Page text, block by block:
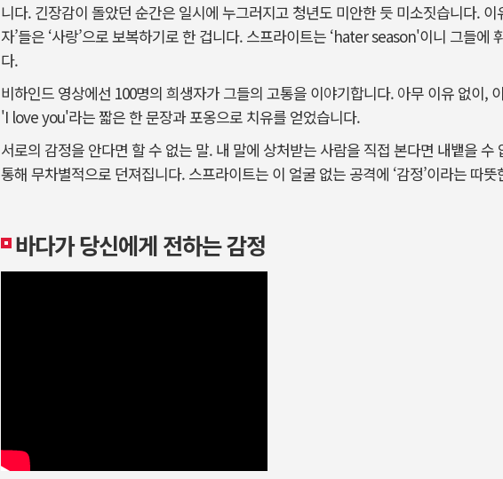
니다. 긴장감이 돌았던 순간은 일시에 누그러지고 청년도 미안한 듯 미소짓습니다.
자’들은 ‘사랑’으로 보복하기로 한 겁니다. 스프라이트는 ‘hater season'이니 그들에
다.
비하인드 영상에선 100명의 희생자가 그들의 고통을 이야기합니다. 아무 이유 없이,
'I love you'라는 짧은 한 문장과 포옹으로 치유를 얻었습니다.
서로의 감정을 안다면 할 수 없는 말. 내 말에 상처받는 사람을 직접 본다면 내뱉을
통해 무차별적으로 던져집니다. 스프라이트는 이 얼굴 없는 공격에 ‘감정’이라는 따
바다가 당신에게 전하는 감정